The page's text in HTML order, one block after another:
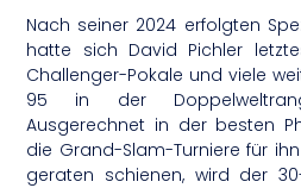
Nach seiner 2024 erfolgten
hatte sich David Pichler
Challenger-Pokale und viele
95 in der
Ausgerechnet in der besten
die Grand-Slam-Turniere für
geraten schienen, wird der